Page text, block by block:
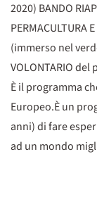
2020) BANDO
PERMACULTURA
(immerso nel
VOLONTARIO del
È il programma
Europeo.È un
anni) di fare
ad un mondo